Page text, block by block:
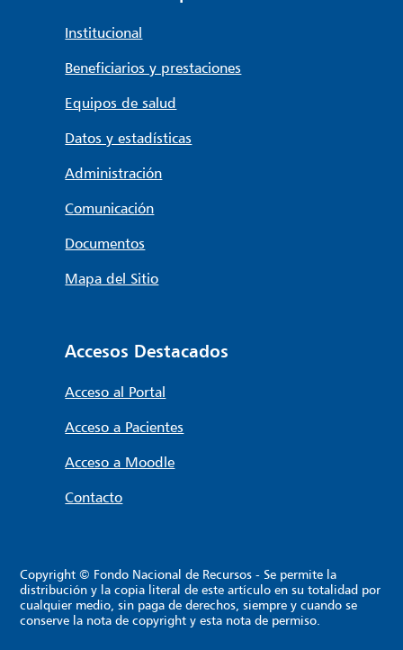
Institucional
Beneficiarios y prestaciones
Equipos de salud
Datos y estadísticas
Administración
Comunicación
Documentos
Mapa del Sitio
Accesos Destacados
Acceso al Portal
Acceso a Pacientes
Acceso a Moodle
Contacto
Copyright © Fondo Nacional de Recursos - Se permite la
distribución y la copia literal de este artículo en su totalidad por
cualquier medio, sin paga de derechos, siempre y cuando se
conserve la nota de copyright y esta nota de permiso.